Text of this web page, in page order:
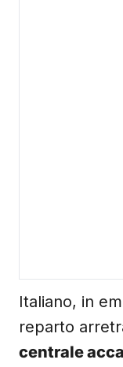
Italiano, in
reparto
centrale